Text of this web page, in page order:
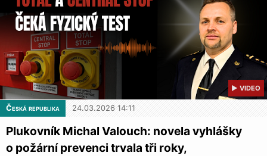
▶ VIDEO
Česká republika 24.03.2026 14:11
Plukovník Michal Valouch: novela vyhlášky
o požární prevenci trvala tři roky,